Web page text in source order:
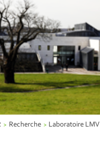
Recherche Laboratoire LMV